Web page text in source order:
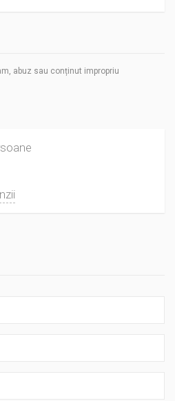
abuz sau conținut impropriu